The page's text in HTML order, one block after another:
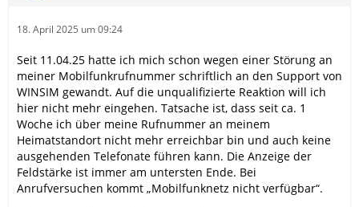
18. April 2025 um 09:24
Seit 11.04.25 hatte ich mich schon wegen einer Störung an
meiner Mobilfunkrufnummer schriftlich an den Support von
WINSIM gewandt. Auf die unqualifizierte Reaktion will ich
hier nicht mehr eingehen. Tatsache ist, dass seit ca. 1
Woche ich über meine Rufnummer an meinem
Heimatstandort nicht mehr erreichbar bin und auch keine
ausgehenden Telefonate führen kann. Die Anzeige der
Feldstärke ist immer am untersten Ende. Bei
Anrufversuchen kommt „Mobilfunknetz nicht verfügbar“.